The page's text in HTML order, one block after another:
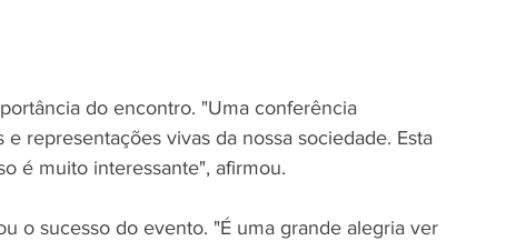
do encontro. "Uma conferência
representações vivas da nossa sociedade. Esta
é muito interessante", afirmou.
o sucesso do evento. "É uma grande alegria ver